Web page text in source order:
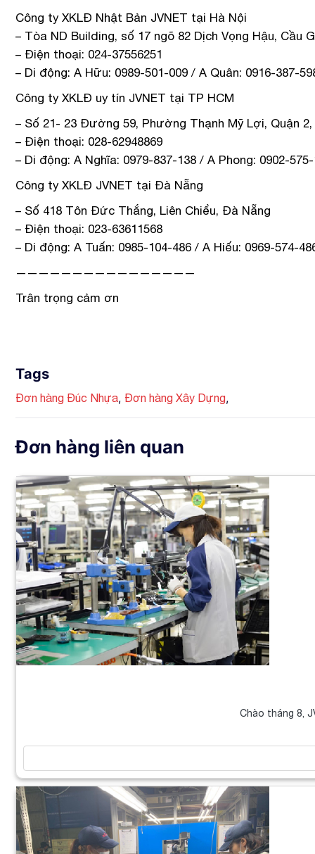
Công ty XKLĐ Nhật Bản JVNET tại Hà Nội
– Tòa ND Building, số 17 ngõ 82 Dịch Vọng Hậu, Cầu
– Điện thoại: 024-37556251
– Di động: A Hữu: 0989-501-009 / A Quân: 0916-387-
Công ty XKLĐ uy tín JVNET tại TP HCM
– Số 21- 23 Đường 59, Phường Thạnh Mỹ Lợi, Quận
– Điện thoại: 028-62948869
– Di động: A Nghĩa: 0979-837-138 / A Phong: 0902-
Công ty XKLĐ JVNET tại Đà Nẵng
– Số 418 Tôn Đức Thắng, Liên Chiểu, Đà Nẵng
– Điện thoại: 023-63611568
– Di động: A Tuấn: 0985-104-486 / A Hiếu: 0969-574-
————————————————
Trân trọng cảm ơn
Tags
Đơn hàng Đúc Nhựa, Đơn hàng Xây Dựng,
Đơn hàng liên quan
Chào tháng 8,